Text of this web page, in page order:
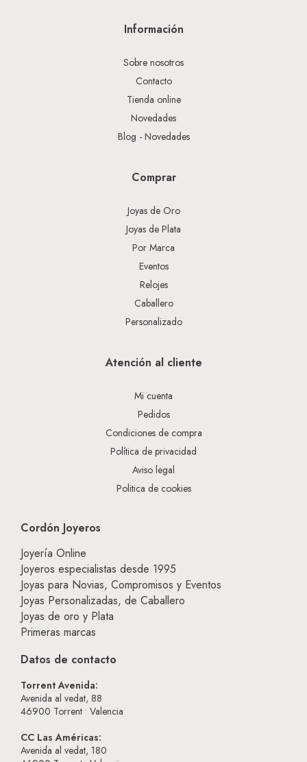
Información
Sobre nosotros
Contacto
Tienda online
Novedades
Blog - Novedades
Comprar
Joyas de Oro
Joyas de Plata
Por Marca
Eventos
Relojes
Caballero
Personalizado
Atención al cliente
Mi cuenta
Pedidos
Condiciones de compra
Política de privacidad
Aviso legal
Politica de cookies
Cordón Joyeros
Joyería Online
Joyeros especialistas desde 1995
Joyas para Novias, Compromisos y Eventos
Joyas Personalizadas, de Caballero
Joyas de oro y Plata
Primeras marcas
Datos de contacto
Torrent Avenida:
Avenida al vedat, 88
46900 Torrent • Valencia
CC Las Américas:
Avenida al vedat, 180